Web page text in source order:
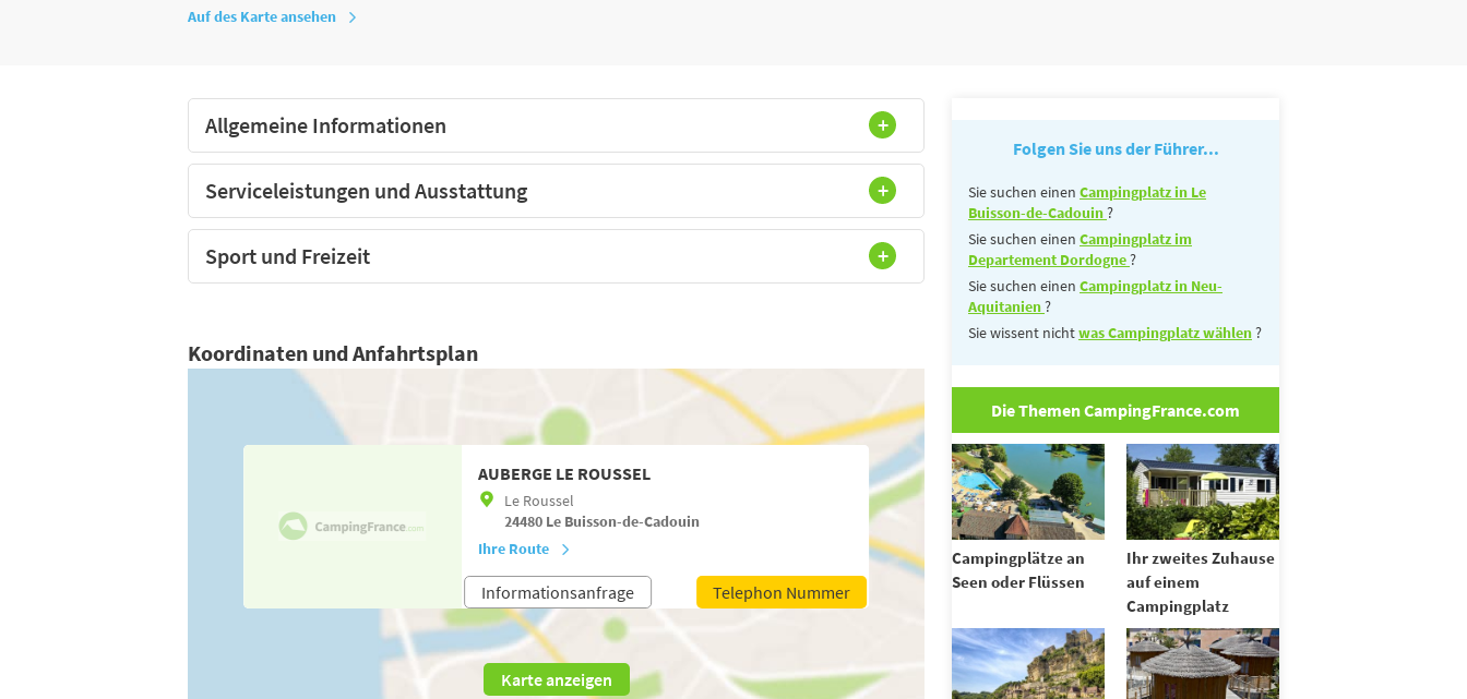
Auf des Karte ansehen
Allgemeine Informationen
Serviceleistungen und Ausstattung
Sport und Freizeit
Koordinaten und Anfahrtsplan
AUBERGE LE ROUSSEL
Le Roussel
24480 Le Buisson-de-Cadouin
Ihre Route
Informationsanfrage Telephon Nummer
Karte anzeigen
Folgen Sie uns der Führer...
Sie suchen einen Campingplatz in Le
Buisson-de-Cadouin?
Sie suchen einen Campingplatz im
Departement Dordogne?
Sie suchen einen Campingplatz in Neu-
Aquitanien?
Sie wissent nichtwas Campingplatz wählen?
Die Themen CampingFrance.com
Campingplätze an
Seen oder Flüssen
Ihr zweites Zuhause
auf einem
Campingplatz